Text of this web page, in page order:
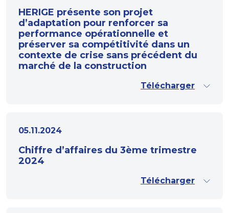
HERIGE présente son projet
d’adaptation pour renforcer sa
performance opérationnelle et
préserver sa compétitivité dans un
contexte de crise sans précédent du
marché de la construction
Télécharger
05.11.2024
Chiffre d’affaires du 3ème trimestre
2024
Télécharger